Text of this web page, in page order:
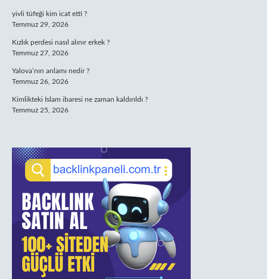
yivli tüfeği kim icat etti ?
Temmuz 29, 2026
Kızlık perdesi nasıl alınır erkek ?
Temmuz 27, 2026
Yalova’nın anlamı nedir ?
Temmuz 26, 2026
Kimlikteki İslam ibaresi ne zaman kaldırıldı ?
Temmuz 25, 2026